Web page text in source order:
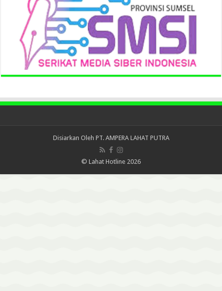
Disiarkan Oleh PT. AMPERA LAHAT PUTRA
© Lahat Hotline 2026